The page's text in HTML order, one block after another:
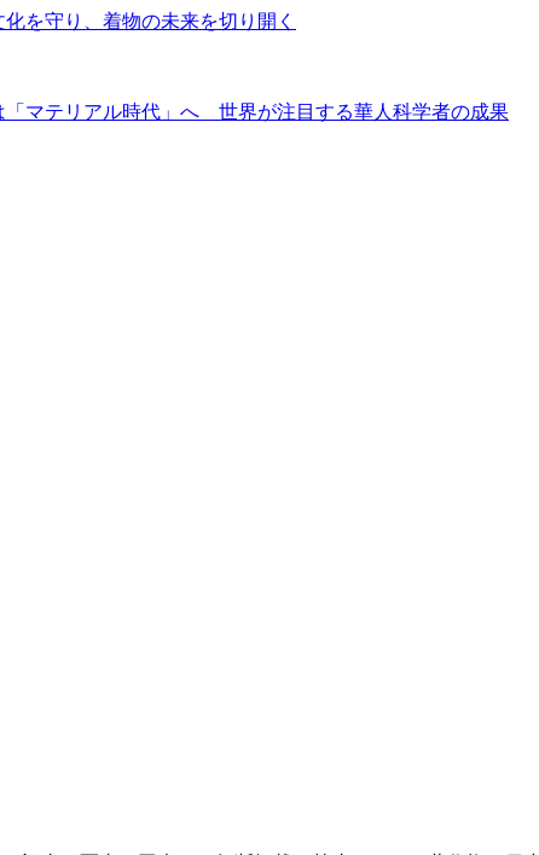
化を守り、着物の未来を切り開く
「マテリアル時代」へ 世界が注目する華人科学者の成果